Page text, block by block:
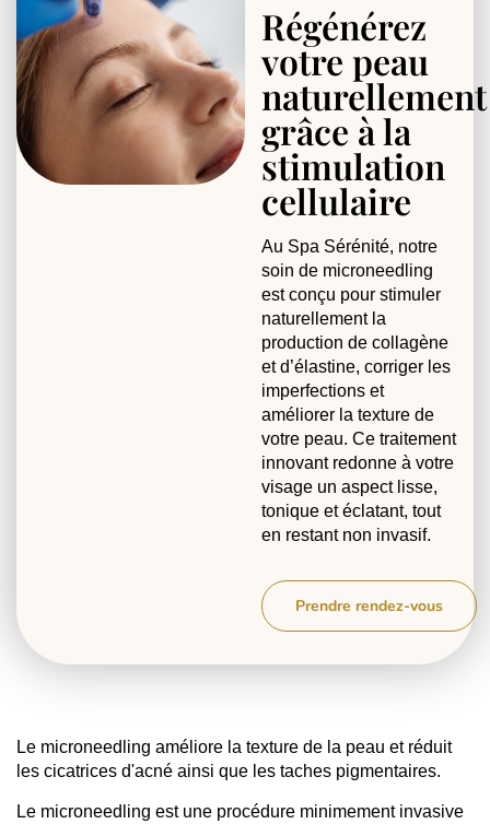
Régénérez
votre peau
naturellement
grâce à la
stimulation
cellulaire
Au Spa Sérénité, notre
soin de microneedling
est conçu pour stimuler
naturellement la
production de collagène
et d’élastine, corriger les
imperfections et
améliorer la texture de
votre peau. Ce traitement
innovant redonne à votre
visage un aspect lisse,
tonique et éclatant, tout
en restant non invasif.
Prendre rendez-vous
Le microneedling améliore la texture de la peau et réduit
les cicatrices d'acné ainsi que les taches pigmentaires.
Le microneedling est une procédure minimement invasive